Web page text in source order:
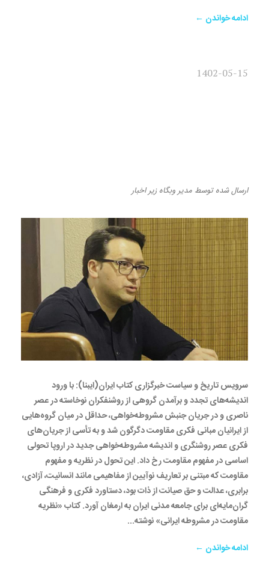
ادامه خواندن ←
1402-05-15
ارسال شدهتوسط مدیر وبگاه زیراخبار
سرویس تاریخ و سیاست خبرگزاری کتاب ایران(ایبنا): با ورود
اندیشه‌های تجدد و برآمدن گروهی از روشنفکران نوخاسته در عصر
ناصری و در جریان جنبش مشروطه‌خواهی، حداقل در میان گروه‌هایی
از ایرانیان مبانی فکری مقاومت دگرگون شد و به تأسی از جریان‌های
فکری عصر روشنگری و اندیشه مشروطه‌خواهی جدید در اروپا تحولی
اساسی در مفهوم مقاومت رخ داد. این تحول در نظریه و مفهوم
مقاومت که مبتنی بر تعاریف نوآیین از مفاهیمی مانند انسانیت، آزادی،
برابری، عدالت و حق صیانت از ذات بود، دستاورد فکری و فرهنگی
گران‌مایه‌ای برای جامعه مدنی ایران به ارمغان آورد. کتاب «نظریه
مقاومت در مشروطه ایرانی» نوشته...
ادامه خواندن ←